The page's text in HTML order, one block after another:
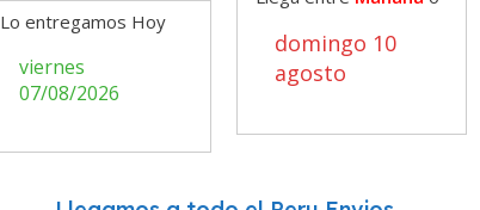
Lo entregamos Hoy
viernes
07/08/2026
domingo 10
agosto